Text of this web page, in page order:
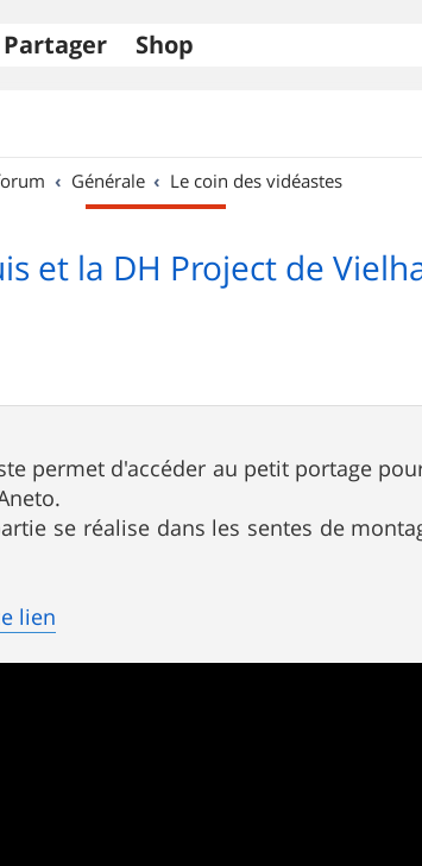
Partager Shop
Générale Le coin des vidéastes
et la DH Project de
permet d'accéder au petit portage
se réalise dans les sentes de
lien